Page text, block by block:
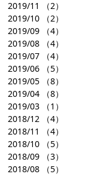
2019/11
（2）
2019/10 （2）
2019/09 （4）
2019/08 （4）
2019/07 （4）
2019/06 （5）
2019/05 （8）
2019/04 （8）
2019/03 （1）
2018/12 （4）
2018/11
（4）
2018/10 （5）
2018/09 （3）
2018/08 （5）